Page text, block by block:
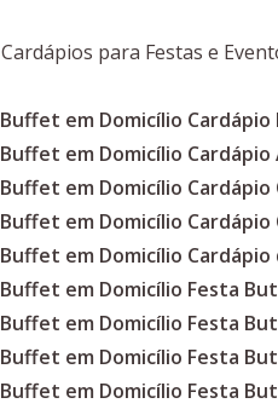
Cardápios para Festas e
Buffet em Domicílio Cardápio
Buffet em Domicílio Cardápio
Buffet em Domicílio
Buffet em Domicílio Cardápio
Buffet em Domicílio
Buffet em Domicílio Festa
Buffet em Domicílio Festa
Buffet em Domicílio Festa
Buffet em Domicílio Festa